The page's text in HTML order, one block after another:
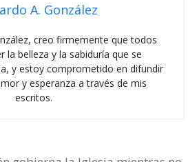
A. González
creo firmemente que todos
la belleza y la sabiduría que se
y estoy comprometido en difundir
y esperanza a través de mis
escritos.